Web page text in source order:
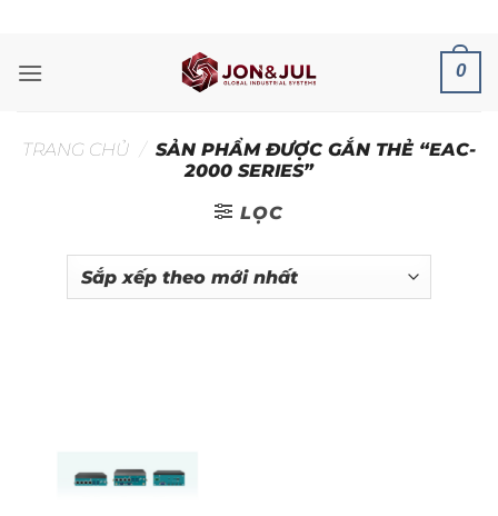
nội
0
TRANG CHỦ / SẢN PHẨM ĐƯỢC GẮN THẺ “EAC-
2000 SERIES”
LỌC